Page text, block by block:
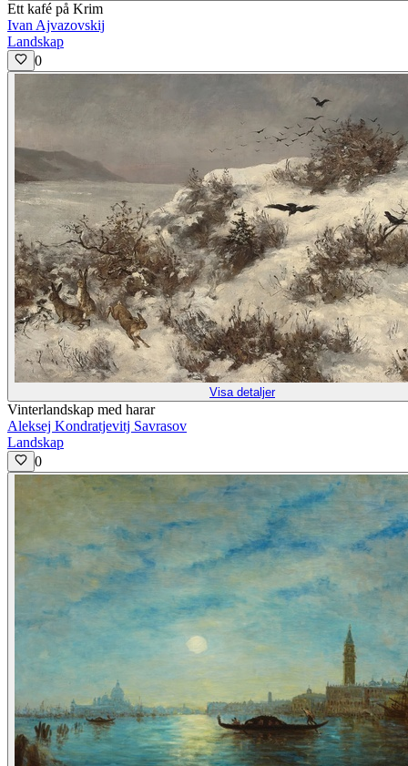
Ett kafé på Krim
Ivan Ajvazovskij
Landskap
0
Visa detaljer
Vinterlandskap med harar
Aleksej Kondratjevitj Savrasov
Landskap
0